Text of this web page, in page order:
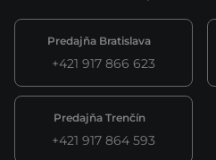
Predajňa Bratislava
+421 917 866 623
Predajňa Trenčín
+421 917 864 593